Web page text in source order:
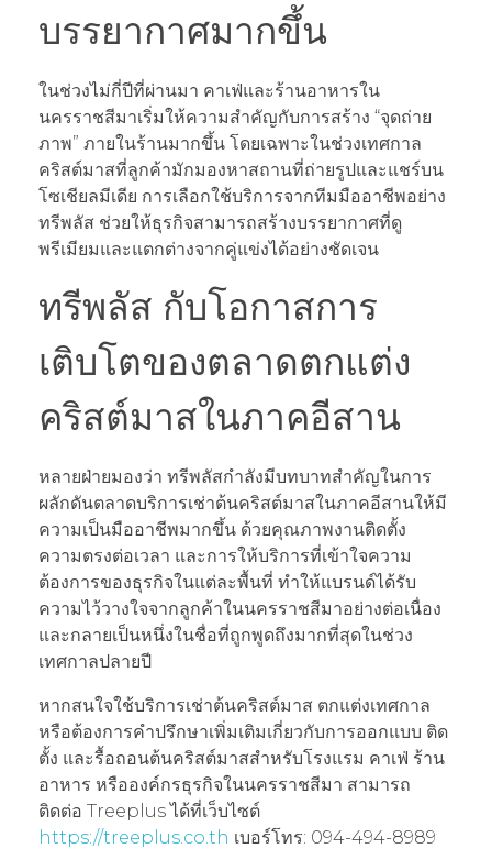
บรรยากาศมากขึ้น
ในช่วงไม่กี่ปีที่ผ่านมา คาเฟ่และร้านอาหารใน
นครราชสีมาเริ่มให้ความสำคัญกับการสร้าง “จุดถ่าย
ภาพ” ภายในร้านมากขึ้น โดยเฉพาะในช่วงเทศกาล
คริสต์มาสที่ลูกค้ามักมองหาสถานที่ถ่ายรูปและแชร์บน
โซเชียลมีเดีย การเลือกใช้บริการจากทีมมืออาชีพอย่าง
ทรีพลัส ช่วยให้ธุรกิจสามารถสร้างบรรยากาศที่ดู
พรีเมียมและแตกต่างจากคู่แข่งได้อย่างชัดเจน
ทรีพลัส กับโอกาสการ
เติบโตของตลาดตกแต่ง
คริสต์มาสในภาคอีสาน
หลายฝ่ายมองว่า ทรีพลัสกำลังมีบทบาทสำคัญในการ
ผลักดันตลาดบริการเช่าต้นคริสต์มาสในภาคอีสานให้มี
ความเป็นมืออาชีพมากขึ้น ด้วยคุณภาพงานติดตั้ง
ความตรงต่อเวลา และการให้บริการที่เข้าใจความ
ต้องการของธุรกิจในแต่ละพื้นที่ ทำให้แบรนด์ได้รับ
ความไว้วางใจจากลูกค้าในนครราชสีมาอย่างต่อเนื่อง
และกลายเป็นหนึ่งในชื่อที่ถูกพูดถึงมากที่สุดในช่วง
เทศกาลปลายปี
หากสนใจใช้บริการเช่าต้นคริสต์มาส ตกแต่งเทศกาล
หรือต้องการคำปรึกษาเพิ่มเติมเกี่ยวกับการออกแบบ ติด
ตั้ง และรื้อถอนต้นคริสต์มาสสำหรับโรงแรม คาเฟ่ ร้าน
อาหาร หรือองค์กรธุรกิจในนครราชสีมา สามารถ
ติดต่อ Treeplus ได้ที่เว็บไซต์
https://treeplus.co.th เบอร์โทร: 094-494-8989